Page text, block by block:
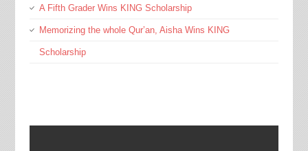
A Fifth Grader Wins KING Scholarship
Memorizing the whole Qur’an, Aisha Wins KING
Scholarship